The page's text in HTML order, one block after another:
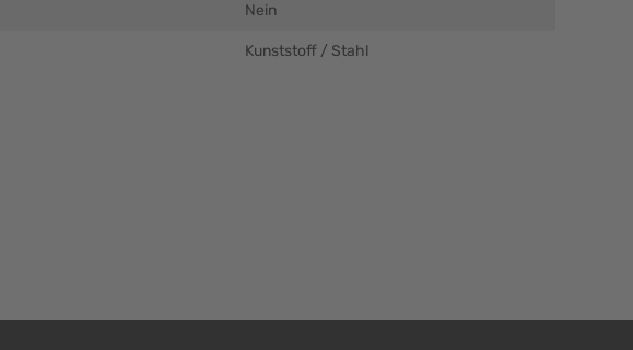
Nein
Kunststoff / Stahl